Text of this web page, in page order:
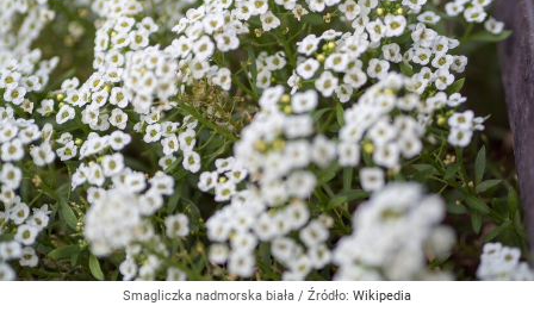
Smagliczka nadmorska biała / Źródło: Wikipedia